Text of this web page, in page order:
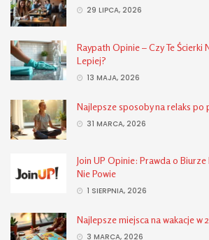
29 LIPCA, 2026
Raypath Opinie – Czy Te Ścierki
Lepiej?
13 MAJA, 2026
Najlepsze sposoby na relaks po
31 MARCA, 2026
Join UP Opinie: Prawda o
Nie Powie
1 SIERPNIA, 2026
Najlepsze miejsca na wakacje w
3 MARCA, 2026